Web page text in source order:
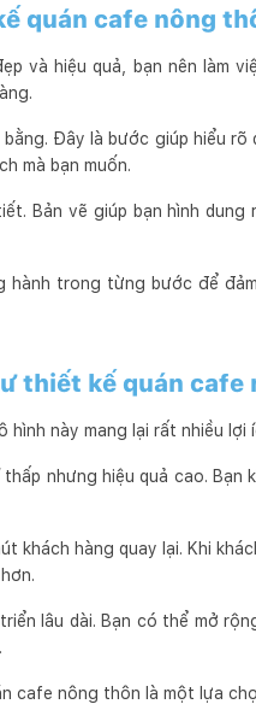
quán cafe nông
và hiệu quả, bạn nên làm
Đây là bước giúp hiểu
mà bạn muốn.
Bản vẽ giúp bạn hình
hành trong từng bước để
thiết kế quán cafe
hình này mang lại rất nhiều lợi
nhưng hiệu quả cao.
khách hàng quay lại. Khi
lâu dài. Bạn có thể mở
cafe nông thôn là một lựa